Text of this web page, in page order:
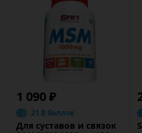
1 090 ₽
21.8 баллов
Для суставов и связок